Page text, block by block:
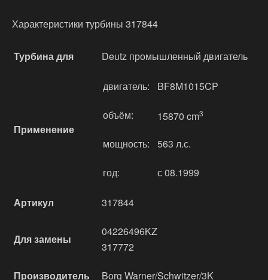
Характеристики турбины 317844
Турбина для Deutz промышленный двигатель
Применение
двигатель: BF8M1015CP
объём: 15870 cm3
мощность: 563 л.с.
год: с 08.1999
Артикул 317844
Для замены
04226496KZ
317772
Производитель Borg Warner/Schwitzer/3K